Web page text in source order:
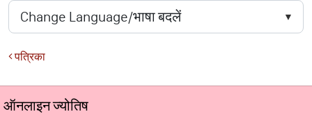
पत्रिका
ऑनलाइन ज्योतिष